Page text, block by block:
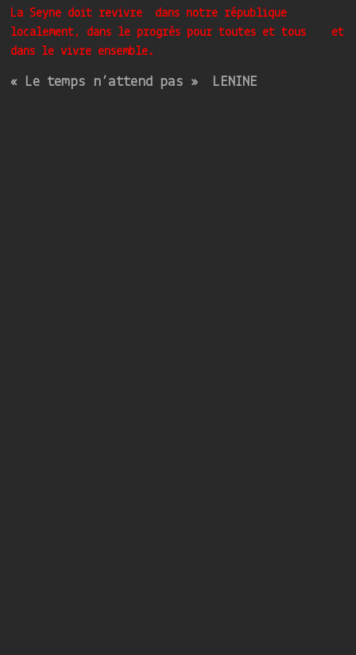
La Seyne doit revivre dans notre république
localement, dans le progrès pour toutes et tous et
dans le vivre ensemble.
« Le temps n’attend pas » LENINE